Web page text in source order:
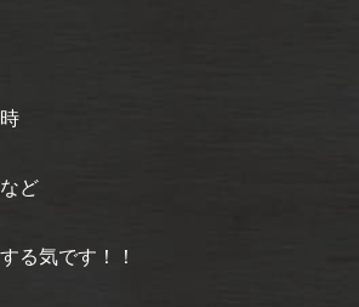
ど
る気です！！